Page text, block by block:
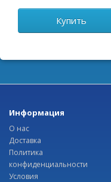
Купить
Информация
О нас
Доставка
Политика
конфиденциальности
Условия